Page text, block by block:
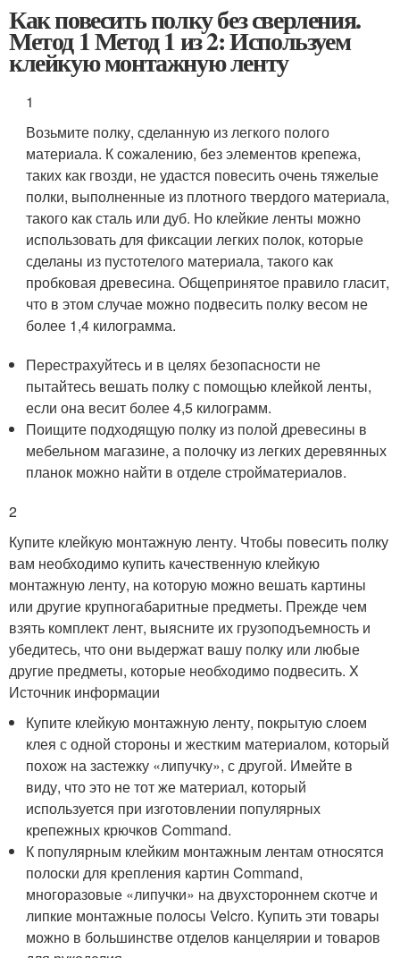
Как повесить полку без сверления.
Метод 1 Метод 1 из 2: Используем
клейкую монтажную ленту
1
Возьмите полку, сделанную из легкого полого
материала. К сожалению, без элементов крепежа,
таких как гвозди, не удастся повесить очень тяжелые
полки, выполненные из плотного твердого материала,
такого как сталь или дуб. Но клейкие ленты можно
использовать для фиксации легких полок, которые
сделаны из пустотелого материала, такого как
пробковая древесина. Общепринятое правило гласит,
что в этом случае можно подвесить полку весом не
более 1,4 килограмма.
Перестрахуйтесь и в целях безопасности не
пытайтесь вешать полку с помощью клейкой ленты,
если она весит более 4,5 килограмм.
Поищите подходящую полку из полой древесины в
мебельном магазине, а полочку из легких деревянных
планок можно найти в отделе стройматериалов.
2
Купите клейкую монтажную ленту. Чтобы повесить полку
вам необходимо купить качественную клейкую
монтажную ленту, на которую можно вешать картины
или другие крупногабаритные предметы. Прежде чем
взять комплект лент, выясните их грузоподъемность и
убедитесь, что они выдержат вашу полку или любые
другие предметы, которые необходимо подвесить. X
Источник информации
Купите клейкую монтажную ленту, покрытую слоем
клея с одной стороны и жестким материалом, который
похож на застежку «липучку», с другой. Имейте в
виду, что это не тот же материал, который
используется при изготовлении популярных
крепежных крючков Command.
К популярным клейким монтажным лентам относятся
полоски для крепления картин Command,
многоразовые «липучки» на двухстороннем скотче и
липкие монтажные полосы Velcro. Купить эти товары
можно в большинстве отделов канцелярии и товаров